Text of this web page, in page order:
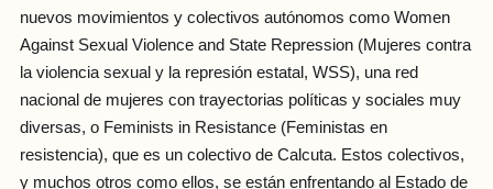
nuevos movimientos y colectivos autónomos como Women
Against Sexual Violence and State Repression (Mujeres contra
la violencia sexual y la represión estatal, WSS), una red
nacional de mujeres con trayectorias políticas y sociales muy
diversas, o Feminists in Resistance (Feministas en
resistencia), que es un colectivo de Calcuta. Estos colectivos,
y muchos otros como ellos, se están enfrentando al Estado de